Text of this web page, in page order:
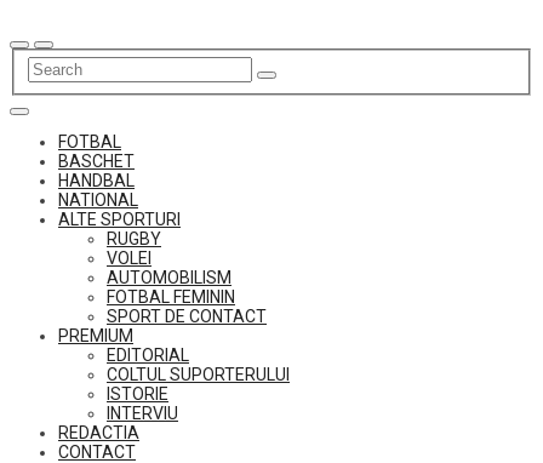
to
content
FOTBAL
BASCHET
HANDBAL
NATIONAL
ALTE SPORTURI
RUGBY
VOLEI
AUTOMOBILISM
FOTBAL FEMININ
SPORT DE CONTACT
PREMIUM
EDITORIAL
COLTUL SUPORTERULUI
ISTORIE
INTERVIU
REDACTIA
CONTACT